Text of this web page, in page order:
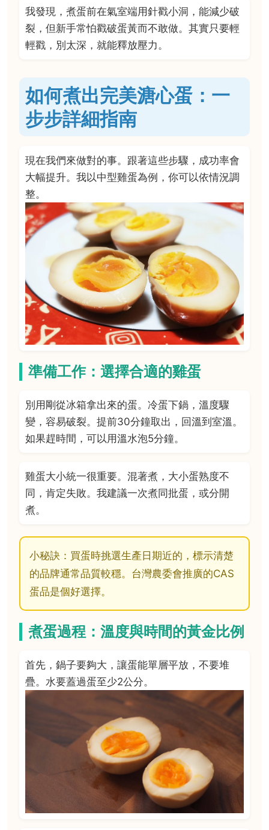
我發現，煮蛋前在氣室端用針戳小洞，能減少破
裂，但新手常怕戳破蛋黃而不敢做。其實只要輕
輕戳，別太深，就能釋放壓力。
如何煮出完美溏心蛋：一
步步詳細指南
現在我們來做對的事。跟著這些步驟，成功率會
大幅提升。我以中型雞蛋為例，你可以依情況調
整。
準備工作：選擇合適的雞蛋
別用剛從冰箱拿出來的蛋。冷蛋下鍋，溫度驟
變，容易破裂。提前30分鐘取出，回溫到室溫。
如果趕時間，可以用溫水泡5分鐘。
雞蛋大小統一很重要。混著煮，大小蛋熟度不
同，肯定失敗。我建議一次煮同批蛋，或分開
煮。
小秘訣：買蛋時挑選生產日期近的，標示清楚
的品牌通常品質較穩。台灣農委會推廣的CAS
蛋品是個好選擇。
煮蛋過程：溫度與時間的黃金比例
首先，鍋子要夠大，讓蛋能單層平放，不要堆
疊。水要蓋過蛋至少2公分。